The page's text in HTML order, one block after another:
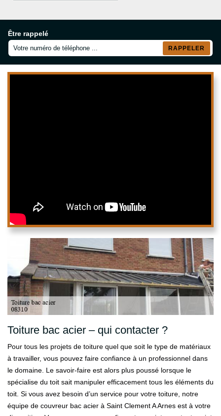
Être rappelé
Toiture bac acier – qui contacter ?
Pour tous les projets de toiture quel que soit le type de matériaux
à travailler, vous pouvez faire confiance à un professionnel dans
le domaine. Le savoir-faire est alors plus poussé lorsque le
spécialise du toit sait manipuler efficacement tous les éléments du
toit. Si vous avez besoin d’un service pour votre toiture, notre
équipe de couvreur bac acier à Saint Clement A Arnes est à votre